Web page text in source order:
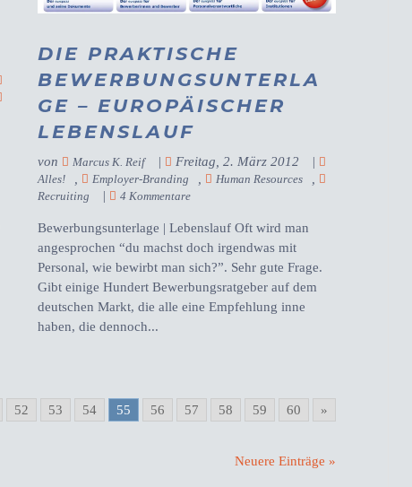
DIE PRAKTISCHE
BEWERBUNGSUNTERLA
GE – EUROPÄISCHER
LEBENSLAUF
von Marcus K. Reif | Freitag, 2. März 2012 |
Alles! , Employer-Branding , Human Resources ,
Recruiting | 4 Kommentare
Bewerbungsunterlage | Lebenslauf Oft wird man
angesprochen “du machst doch irgendwas mit
Personal, wie bewirbt man sich?”. Sehr gute Frage.
Gibt einige Hundert Bewerbungsratgeber auf dem
deutschen Markt, die alle eine Empfehlung inne
haben, die dennoch...
52 53 54 55 56 57 58 59 60 »
Neuere Einträge »